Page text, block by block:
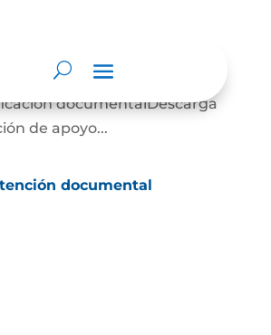
documental
documental Descarga
documentalDescarga
de apoyo...
documental